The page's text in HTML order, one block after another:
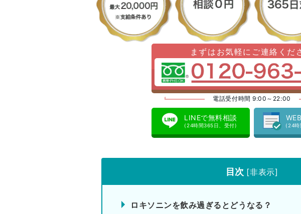
まずはお気軽にご連絡くだ
電話受付時間 9:00～22:00
LINEで無料相談
(24時間365日、受付) (24時
目次 [非表示]
ロキソニンを飲み過ぎるとどうなる？